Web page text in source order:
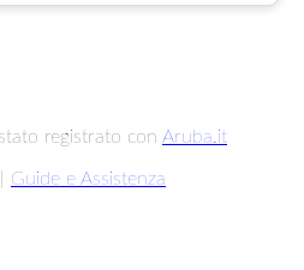
registrato con Aruba.it
Guide e Assistenza